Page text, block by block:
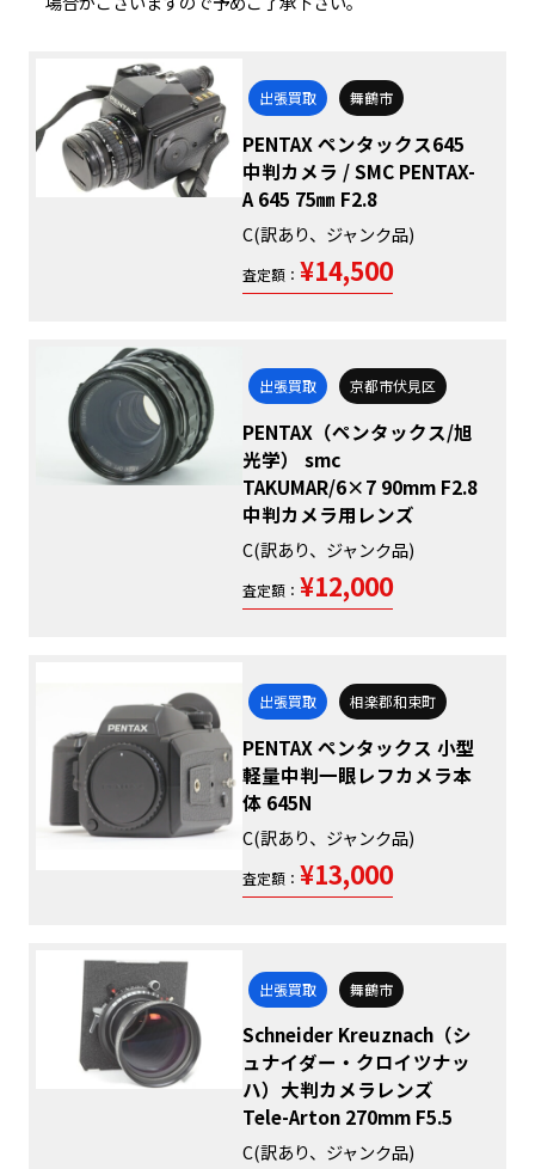
出張買取 舞鶴市
PENTAX ペンタックス645
中判カメラ / SMC PENTAX-
A 645 75㎜ F2.8
C(訳あり、ジャンク品)
査定額： ¥14,500
出張買取 京都市伏見区
PENTAX（ペンタックス/旭
光学） smc
TAKUMAR/6×7 90mm F2.8
中判カメラ用レンズ
C(訳あり、ジャンク品)
査定額： ¥12,000
出張買取 相楽郡和束町
PENTAX ペンタックス 小型
軽量中判一眼レフカメラ本
体 645N
C(訳あり、ジャンク品)
査定額： ¥13,000
出張買取 舞鶴市
Schneider Kreuznach（シ
ュナイダー・クロイツナッ
ハ）大判カメラレンズ
Tele-Arton 270mm F5.5
C(訳あり、ジャンク品)